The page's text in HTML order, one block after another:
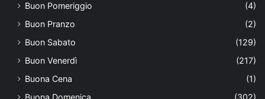
Buon Pomeriggio
(4)
Buon Pranzo
(2)
Buon Sabato
(129)
Buon Venerdì
(217)
Buona Cena
(1)